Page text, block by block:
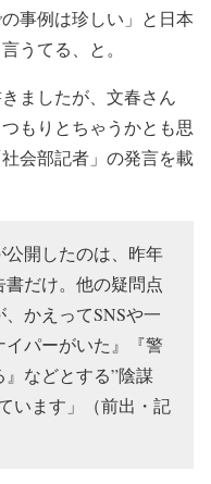
事例は珍しい」と日本
うてる、と。
ましたが、文春さん
もりとちゃうかとも思
会部記者」の発言を載
公開したのは、昨年
だけ。他の疑問点
かえってSNSや一
パーがいた』『警
などとする”陰謀
います」（前出・記